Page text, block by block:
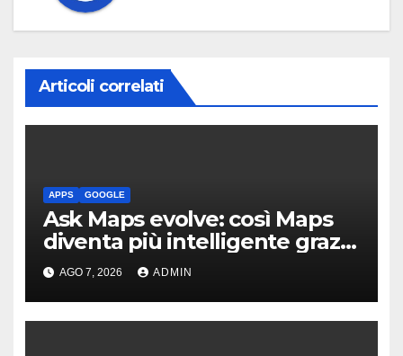
Articoli correlati
APPS GOOGLE
Ask Maps evolve: così Maps
diventa più intelligente grazie
a Gemini
AGO 7, 2026 ADMIN